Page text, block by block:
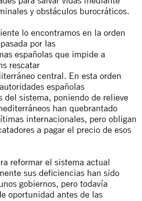
y obstáculos burocráticos.
lo encontramos en la orden
por las
españolas que impide a
rescatar
central. En esta orden
españolas
del sistema, poniendo de relieve
han quebrantado
internacionales, pero obligan
a pagar el precio de esos
reformar el sistema actual
sus deficiencias han sido
gobiernos, pero todavía
oportunidad antes de las